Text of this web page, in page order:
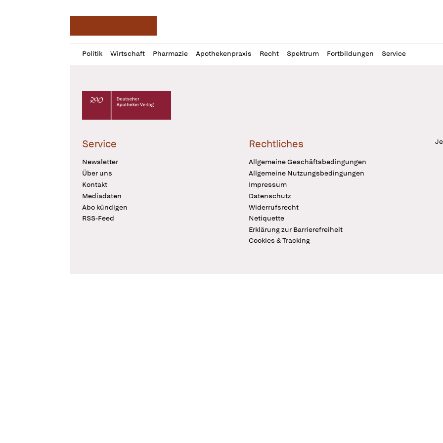
Politik Wirtschaft Pharmazie Apothekenpraxis Recht Spektrum Fortbildungen Service
Profil
öffnen
Daz
Pur
Deutscher Apotheker Verlag Logo
Service
Newsletter
Über uns
Kontakt
Mediadaten
Abo kündigen
RSS-Feed
Rechtliches
Allgemeine Geschäftsbedingungen
Allgemeine Nutzungsbedingungen
Impressum
Datenschutz
Widerrufsrecht
Netiquette
Erklärung zur Barrierefreiheit
Cookies & Tracking